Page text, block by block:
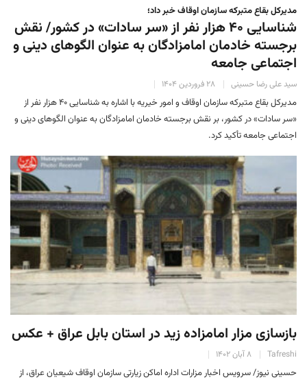
مدیرکل بقاع متبرکه سازمان اوقاف خبر داد؛
شناسایی ۴۰ هزار نفر از «سر سادات» در کشور/ نقش
برجسته خادمان امامزادگان به عنوان الگوهای دینی و
اجتماعی جامعه
سید علی رضا حسینی ۲۸ فروردین ۱۴۰۴
مدیرکل بقاع متبرکه سازمان اوقاف و امور خیریه با اشاره به شناسایی ۴۰ هزار نفر از
«سر سادات» در کشور، بر نقش برجسته خادمان امامزادگان به عنوان الگوهای دینی و
اجتماعی جامعه تأکید کرد.
بازسازی مزار امامزاده زید در استان بابل عراق + عکس
Tafreshi ۸ آبان ۱۴۰۲
حسینی نیوز/ سرویس اخبار مزارات اداره اماکن زیارتی سازمان اوقاف شیعیان عراق، از